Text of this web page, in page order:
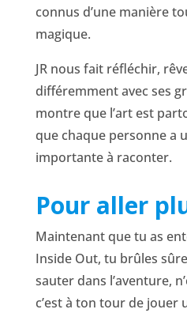
connus d’une manière
magique.
JR nous fait réfléchir,
différemment avec ses
montre que l’art est
que chaque personne a
importante à raconter.
Pour aller
Maintenant que tu as
Inside Out, tu brûles
sauter dans l’aventure,
c’est à ton tour de jouer